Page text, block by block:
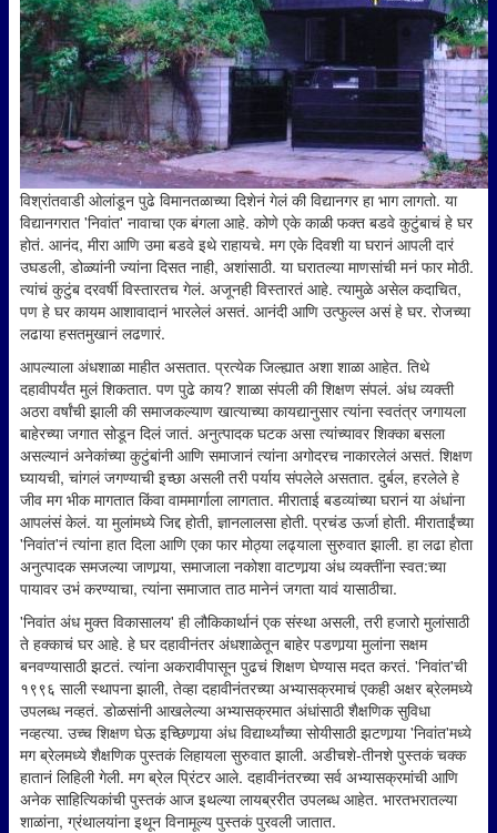
विश्रांतवाडी ओलांडून पुढे विमानतळाच्या दिशेनं गेलं की विद्यानगर हा भाग लागतो. या
विद्यानगरात 'निवांत' नावाचा एक बंगला आहे. कोणे एके काळी फक्त बडवे कुटुंबाचं हे घर
होतं. आनंद, मीरा आणि उमा बडवे इथे राहायचे. मग एके दिवशी या घरानं आपली दारं
उघडली, डोळ्यांनी ज्यांना दिसत नाही, अशांसाठी. या घरातल्या माणसांची मनं फार मोठी.
त्यांचं कुटुंब दरवर्षी विस्तारतच गेलं. अजूनही विस्तारतं आहे. त्यामुळे असेल कदाचित,
पण हे घर कायम आशावादानं भारलेलं असतं. आनंदी आणि उत्फुल्ल असं हे घर. रोजच्या
लढाया हसतमुखानं लढणारं.
आपल्याला अंधशाळा माहीत असतात. प्रत्येक जिल्ह्यात अशा शाळा आहेत. तिथे
दहावीपर्यंत मुलं शिकतात. पण पुढे काय? शाळा संपली की शिक्षण संपलं. अंध व्यक्ती
अठरा वर्षांची झाली की समाजकल्याण खात्याच्या कायद्यानुसार त्यांना स्वतंत्र जगायला
बाहेरच्या जगात सोडून दिलं जातं. अनुत्पादक घटक असा त्यांच्यावर शिक्का बसला
असल्यानं अनेकांच्या कुटुंबांनी आणि समाजानं त्यांना अगोदरच नाकारलेलं असतं. शिक्षण
घ्यायची, चांगलं जगण्याची इच्छा असली तरी पर्याय संपलेले असतात. दुर्बल, हरलेले हे
जीव मग भीक मागतात किंवा वाममार्गाला लागतात. मीराताई बडव्यांच्या घरानं या अंधांना
आपलंसं केलं. या मुलांमध्ये जिद्द होती, ज्ञानलालसा होती. प्रचंड ऊर्जा होती. मीराताईंच्या
'निवांत'नं त्यांना हात दिला आणि एका फार मोठ्या लढ्याला सुरुवात झाली. हा लढा होता
अनुत्पादक समजल्या जाणार्‍या, समाजाला नकोशा वाटणार्‍या अंध व्यक्तींना स्वत:च्या
पायावर उभं करण्याचा, त्यांना समाजात ताठ मानेनं जगता यावं यासाठीचा.
'निवांत अंध मुक्त विकासालय' ही लौकिकार्थानं एक संस्था असली, तरी हजारो मुलांसाठी
ते हक्काचं घर आहे. हे घर दहावीनंतर अंधशाळेतून बाहेर पडणार्‍या मुलांना सक्षम
बनवण्यासाठी झटतं. त्यांना अकरावीपासून पुढचं शिक्षण घेण्यास मदत करतं. 'निवांत'ची
१९९६ साली स्थापना झाली, तेव्हा दहावीनंतरच्या अभ्यासक्रमाचं एकही अक्षर ब्रेलमध्ये
उपलब्ध नव्हतं. डोळसांनी आखलेल्या अभ्यासक्रमात अंधांसाठी शैक्षणिक सुविधा
नव्हत्या. उच्च शिक्षण घेऊ इच्छिणार्‍या अंध विद्यार्थ्यांच्या सोयीसाठी झटणार्‍या 'निवांत'मध्ये
मग ब्रेलमध्ये शैक्षणिक पुस्तकं लिहायला सुरुवात झाली. अडीचशे-तीनशे पुस्तकं चक्क
हातानं लिहिली गेली. मग ब्रेल प्रिंटर आले. दहावीनंतरच्या सर्व अभ्यासक्रमांची आणि
अनेक साहित्यिकांची पुस्तकं आज इथल्या लायब्ररीत उपलब्ध आहेत. भारतभरातल्या
शाळांना, ग्रंथालयांना इथून विनामूल्य पुस्तकं पुरवली जातात.